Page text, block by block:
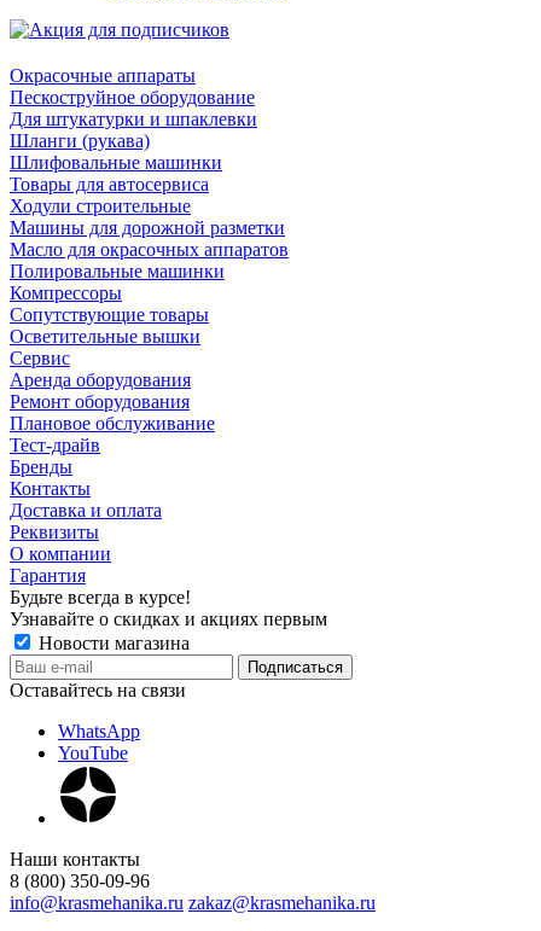
Окрасочные аппараты
Пескоструйное оборудование
Для штукатурки и шпаклевки
Шланги (рукава)
Шлифовальные машинки
Товары для автосервиса
Ходули строительные
Машины для дорожной разметки
Масло для окрасочных аппаратов
Полировальные машинки
Компрессоры
Сопутствующие товары
Осветительные вышки
Сервис
Аренда оборудования
Ремонт оборудования
Плановое обслуживание
Тест-драйв
Бренды
Контакты
Доставка и оплата
Реквизиты
О компании
Гарантия
Будьте всегда в курсе!
Узнавайте о скидках и акциях первым
Новости магазина
Оставайтесь на связи
WhatsApp
YouTube
Наши контакты
8 (800) 350-09-96
info@krasmehanika.ru zakaz@krasmehanika.ru